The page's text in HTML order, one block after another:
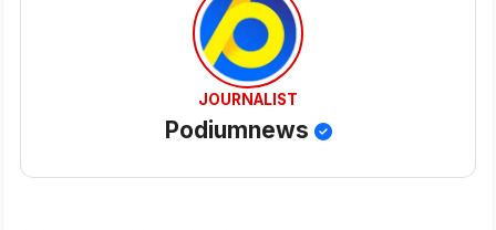
JOURNALIST
Podiumnews